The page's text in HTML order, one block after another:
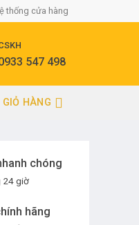
thống cửa hàng
547 498
GIỎ HÀNG
chóng
24 giờ
hãng